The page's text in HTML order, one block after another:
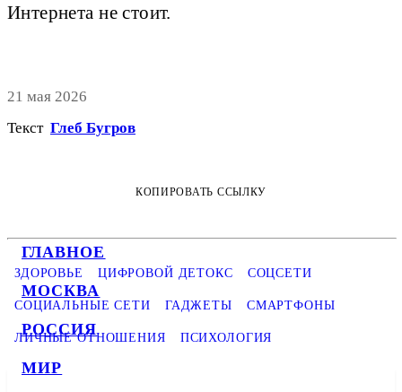
ГЛАВНОЕ
МОСКВА
РОССИЯ
МИР
Интернета не стоит.
21 мая 2026
Текст Глеб Бугров
КОПИРОВАТЬ ССЫЛКУ
ЗДОРОВЬЕ ЦИФРОВОЙ ДЕТОКС СОЦСЕТИ
СОЦИАЛЬНЫЕ СЕТИ ГАДЖЕТЫ СМАРТФОНЫ
ЛИЧНЫЕ ОТНОШЕНИЯ ПСИХОЛОГИЯ